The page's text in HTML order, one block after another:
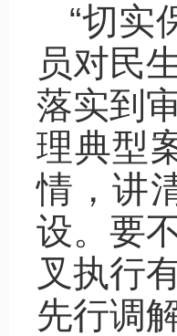
“切实
员对民
落实到
理典型
情，讲
设。要
叉执行
先行调